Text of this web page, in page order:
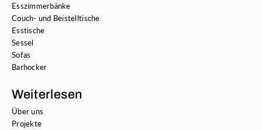
Esszimmerbänke
Couch- und Beistelltische
Esstische
Sessel
Sofas
Barhocker
Weiterlesen
Über uns
Projekte